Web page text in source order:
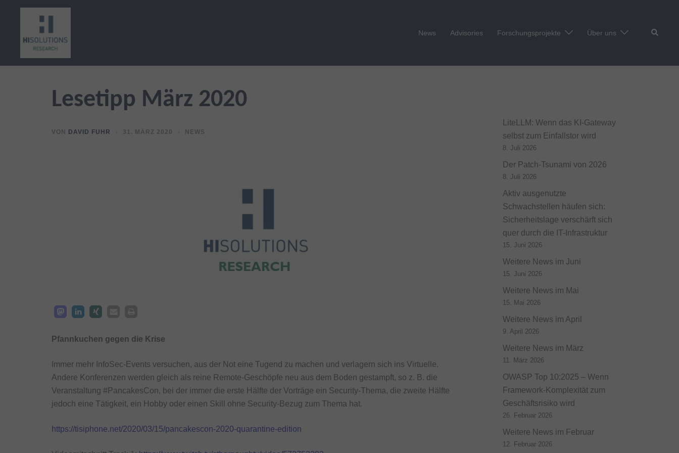
News Advisories Forschungsprojekte Über uns Suche
Lesetipp März 2020
VON DAVID FUHR 31. MÄRZ 2020 NEWS
Pfannkuchen gegen die Krise
Immer mehr InfoSec-Events versuchen, aus der Not eine Tugend zu machen und verlagern sich ins Virtuelle.
Andere Konferenzen werden gleich als reine Remote-Geschöpfe neu aus dem Boden gestampft, so z. B. die
Veranstaltung #PancakesCon, bei der immer die erste Hälfte der Vorträge ein Security-Thema, die zweite Hälfte
jedoch eine Tätigkeit, ein Hobby oder einen Skill ohne Security-Bezug zum Thema hat.
https://tisiphone.net/2020/03/15/pancakescon-2020-quarantine-edition
LiteLLM: Wenn das KI-Gateway
selbst zum Einfallstor wird
8. Juli 2026
Der Patch-Tsunami von 2026
8. Juli 2026
Aktiv ausgenutzte
Schwachstellen häufen sich:
Sicherheitslage verschärft sich
quer durch die IT-Infrastruktur
15. Juni 2026
Weitere News im Juni
15. Juni 2026
Weitere News im Mai
15. Mai 2026
Weitere News im April
9. April 2026
Weitere News im März
11. März 2026
OWASP Top 10:2025 – Wenn
Framework-Komplexität zum
Geschäftsrisiko wird
26. Februar 2026
Weitere News im Februar
12. Februar 2026